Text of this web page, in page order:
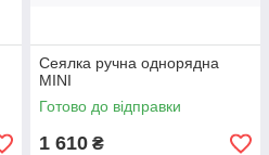
Сеялка ручна однорядна
MINI
Готово до відправки
1 610 ₴